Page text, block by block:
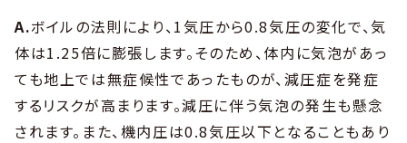
A.ボイルの法則により、1気圧から0.8気圧の変化で、気
体は1.25倍に膨張します。そのため、体内に気泡があっ
ても地上では無症候性であったものが、減圧症を発症
するリスクが高まります。減圧に伴う気泡の発生も懸念
されます。また、機内圧は0.8気圧以下となることもあり